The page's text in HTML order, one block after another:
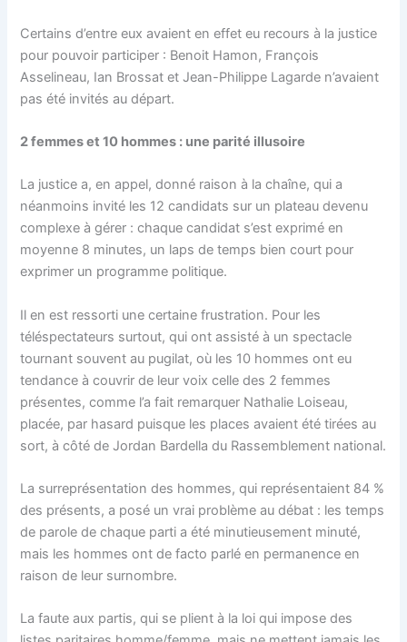
Certains d’entre eux avaient en effet eu recours à la justice
pour pouvoir participer : Benoit Hamon, François
Asselineau, Ian Brossat et Jean-Philippe Lagarde n’avaient
pas été invités au départ.
2 femmes et 10 hommes : une parité illusoire
La justice a, en appel, donné raison à la chaîne, qui a
néanmoins invité les 12 candidats sur un plateau devenu
complexe à gérer : chaque candidat s’est exprimé en
moyenne 8 minutes, un laps de temps bien court pour
exprimer un programme politique.
Il en est ressorti une certaine frustration. Pour les
téléspectateurs surtout, qui ont assisté à un spectacle
tournant souvent au pugilat, où les 10 hommes ont eu
tendance à couvrir de leur voix celle des 2 femmes
présentes, comme l’a fait remarquer Nathalie Loiseau,
placée, par hasard puisque les places avaient été tirées au
sort, à côté de Jordan Bardella du Rassemblement national.
La surreprésentation des hommes, qui représentaient 84 %
des présents, a posé un vrai problème au débat : les temps
de parole de chaque parti a été minutieusement minuté,
mais les hommes ont de facto parlé en permanence en
raison de leur surnombre.
La faute aux partis, qui se plient à la loi qui impose des